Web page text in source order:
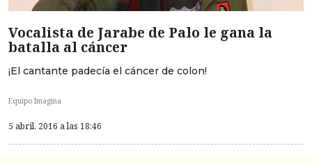
Vocalista de Jarabe de Palo le gana la
batalla al cáncer
¡El cantante padecía el cáncer de colon!
Equipo Imagina
5 abril, 2016 a las 18:46